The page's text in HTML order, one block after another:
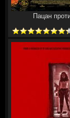
Пацан